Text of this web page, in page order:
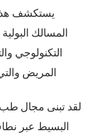
يستكشف هذا
المسالك
التكنولوجي
المريض
لقد تبنى مجال طب
البسيط عبر